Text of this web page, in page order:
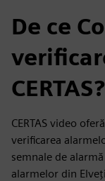
De ce
CERTAS?
CERTAS video
verificarea
semnale de
alarmelor din